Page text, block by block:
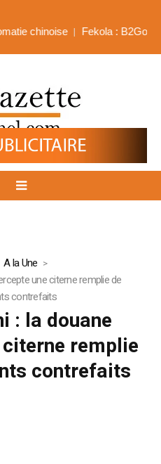
Fekola : B2Gold
A la Une
une citerne remplie de
contrefaits
: la douane
remplie
contrefaits